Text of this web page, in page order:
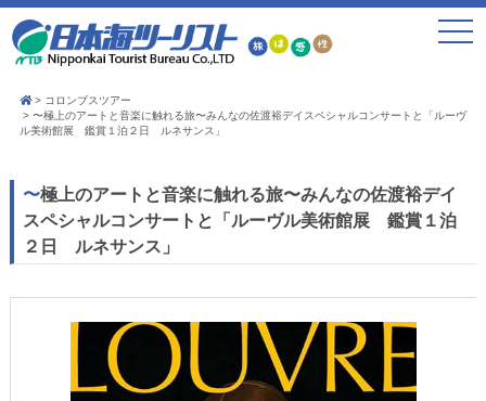
toggle
コロンブスツアー
〜極上のアートと音楽に触れる旅〜みんなの佐渡裕デイスペシャルコンサートと「ルーヴ
ル美術館展 鑑賞１泊２日 ルネサンス」
〜極上のアートと音楽に触れる旅〜みんなの佐渡裕デイ
スペシャルコンサートと「ルーヴル美術館展 鑑賞１泊
２日 ルネサンス」